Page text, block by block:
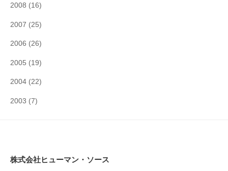
2008 (16)
2007 (25)
2006 (26)
2005 (19)
2004 (22)
2003 (7)
株式会社ヒューマン・ソース